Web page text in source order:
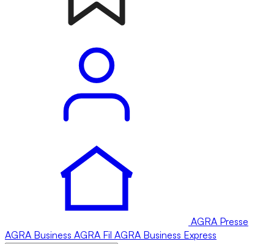
AGRA Presse
AGRA Business AGRA Fil AGRA Business Express